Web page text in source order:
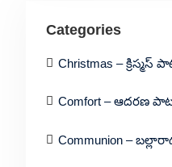
Categories
Christmas – క్రిస్మస్
Comfort – ఆదరణ
Communion –